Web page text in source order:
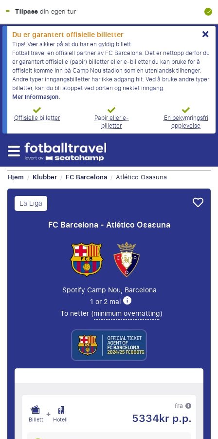
100 % finansiell garanti
Du er garantert offisielle billetter
Tips! Vær sikker på at du har en gyldig billett
Fotballtravel en offisiell partner av FC Barcelona. Det er nettopp derfor du
er garantert offisielle (papir) billetter eller e-billetter du kan bruke for å
offisielt komme inn på Camp Nou stadion som en utenlandsk tilhenger.
Andre typer inngangsbilletter har ikke adgang hit. Ved å bruke andre typer
billetter, kan du bli stoppet ved porten og nektet inngang.
Mer informasjon.
Offisielle billetter
Papir eller e-
billetter
En bekymringsfri
opplevelse
Hjem / Klubber / FC Barcelona / Atlético Osasuna
La Liga
FC Barcelona - Atlético Osasuna
Spotify Camp Nou, Barcelona
1 or 2 mai
To netter (minimum overnatting)
Billett + Hotell
fra
5334kr p.p.